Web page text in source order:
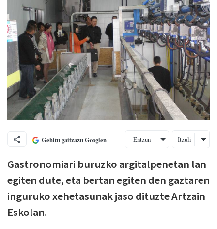
Gehitu gaitzazu Googlen Entzun Itzuli
Gastronomiari buruzko argitalpenetan lan
egiten dute, eta bertan egiten den gaztaren
inguruko xehetasunak jaso dituzte Artzain
Eskolan.